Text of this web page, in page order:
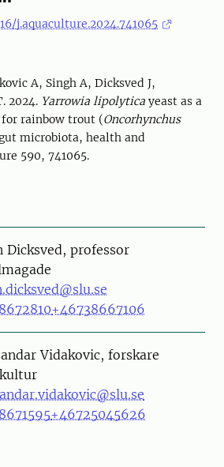
j.aquaculture.2024.741065
A, Singh A, Dicksved J,
2024. Yarrowia lipolytica yeast as a
rainbow trout (Oncorhynchus
microbiota, health and
590, 741065.
Dicksved, professor
+46738667106
Vidakovic, forskare
+46725045626